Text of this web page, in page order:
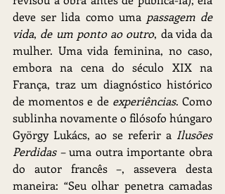
deve ser lida como uma passagem de
vida, de um ponto ao outro, da vida da
mulher. Uma vida feminina, no caso,
embora na cena do século XIX na
França, traz um diagnóstico histórico
de momentos e de experiências. Como
sublinha novamente o filósofo húngaro
György Lukács, ao se referir a Ilusões
Perdidas – uma outra importante obra
do autor francês –, assevera desta
maneira: “Seu olhar penetra camadas